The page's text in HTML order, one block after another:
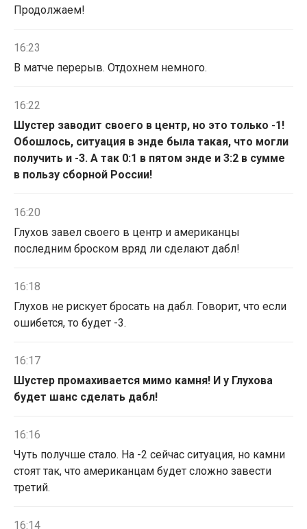
Продолжаем!
16:23
В матче перерыв. Отдохнем немного.
16:22
Шустер заводит своего в центр, но это только -1!
Обошлось, ситуация в энде была такая, что могли
получить и -3. А так 0:1 в пятом энде и 3:2 в сумме
в пользу сборной России!
16:20
Глухов завел своего в центр и американцы
последним броском вряд ли сделают дабл!
16:18
Глухов не рискует бросать на дабл. Говорит, что если
ошибется, то будет -3.
16:17
Шустер промахивается мимо камня! И у Глухова
будет шанс сделать дабл!
16:16
Чуть получше стало. На -2 сейчас ситуация, но камни
стоят так, что американцам будет сложно завести
третий.
16:14